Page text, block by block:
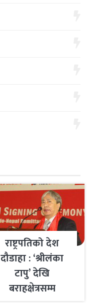
राष्ट्रपतिको देश
दौडाहा : ‘श्रीलंका
टापु’ देखि
बराहक्षेत्रसम्म